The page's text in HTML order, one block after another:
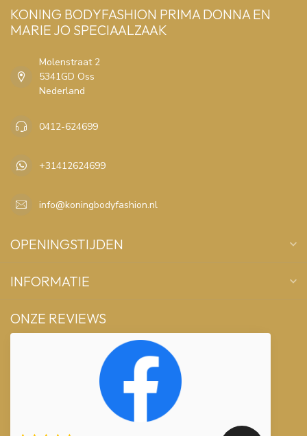
KONING BODYFASHION PRIMA DONNA EN
MARIE JO SPECIAALZAAK
Molenstraat 2
5341GD Oss
Nederland
0412-624699
+31412624699
info@koningbodyfashion.nl
OPENINGSTIJDEN
INFORMATIE
ONZE REVIEWS